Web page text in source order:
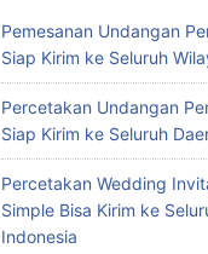
Pemesanan Undangan
Siap Kirim ke Seluruh
Percetakan Undangan
Siap Kirim ke Seluruh
Percetakan Wedding
Simple Bisa Kirim ke
Indonesia